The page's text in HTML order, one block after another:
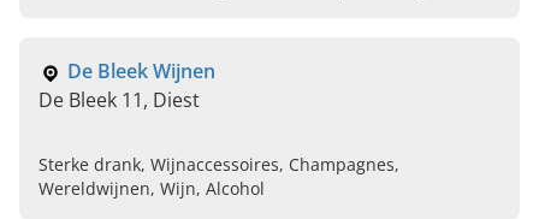
De Bleek Wijnen
De Bleek 11, Diest
Sterke drank, Wijnaccessoires, Champagnes,
Wereldwijnen, Wijn, Alcohol